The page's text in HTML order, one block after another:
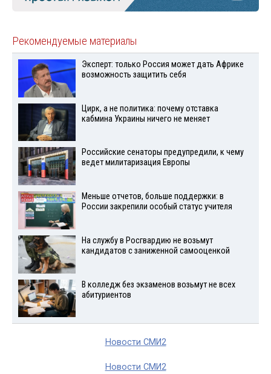
Рекомендуемые материалы
Эксперт: только Россия может дать Африке
возможность защитить себя
Цирк, а не политика: почему отставка
кабмина Украины ничего не меняет
Российские сенаторы предупредили, к чему
ведет милитаризация Европы
Меньше отчетов, больше поддержки: в
России закрепили особый статус учителя
На службу в Росгвардию не возьмут
кандидатов с заниженной самооценкой
В колледж без экзаменов возьмут не всех
абитуриентов
Новости СМИ2
Новости СМИ2